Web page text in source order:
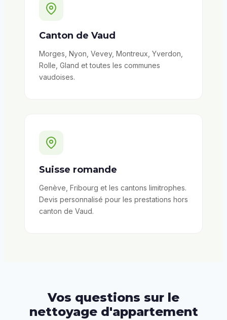
Canton de Vaud
Morges, Nyon, Vevey, Montreux, Yverdon,
Rolle, Gland et toutes les communes
vaudoises.
Suisse romande
Genève, Fribourg et les cantons limitrophes.
Devis personnalisé pour les prestations hors
canton de Vaud.
Vos questions sur le
nettoyage d'appartement